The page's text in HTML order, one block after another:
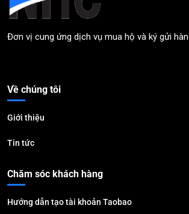
Đơn vị cung ứng dịch vụ mua hộ và ký gửi
Về chúng tôi
Giới thiệu
Tin tức
Chăm sóc khách hàng
Hướng dẫn tạo tài khoản Taobao